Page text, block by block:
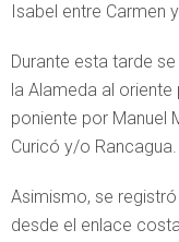
Isabel entre Carmen
Durante esta tarde
la Alameda al oriente
poniente por Manuel
Curicó y/o Rancagua.
Asimismo, se
desde el enlace